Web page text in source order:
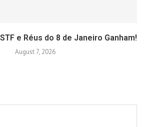
e Réus do 8 de Janeiro Ganham!
August 7, 2026